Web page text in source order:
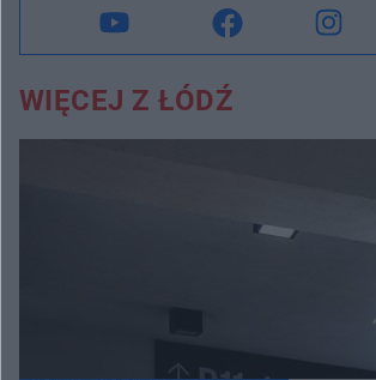
WIĘCEJ Z ŁÓDŹ